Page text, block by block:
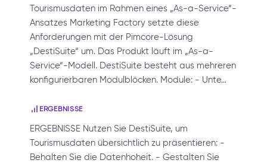
Tourismusdaten im Rahmen eines „As-a-Service“-
Ansatzes Marketing Factory setzte diese
Anforderungen mit der Pimcore-Lösung
„DestiSuite“ um. Das Produkt läuft im „As-a-
Service“-Modell. DestiSuite besteht aus mehreren
konfigurierbaren Modulblöcken. Module: - Unte…
ERGEBNISSE
ERGEBNISSE Nutzen Sie DestiSuite, um
Tourismusdaten übersichtlich zu präsentieren: -
Behalten Sie die Datenhoheit. - Gestalten Sie